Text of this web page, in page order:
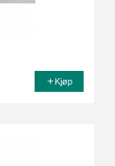
Kjøp